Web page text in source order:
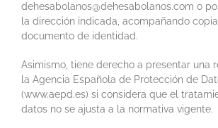
dehesabolanos@dehesabolanos.com o
la dirección indicada, acompañando
documento de identidad.
Asimismo, tiene derecho a presentar una
la Agencia Española de Protección de
(www.aepd.es) si considera que el
datos no se ajusta a la normativa vigente.